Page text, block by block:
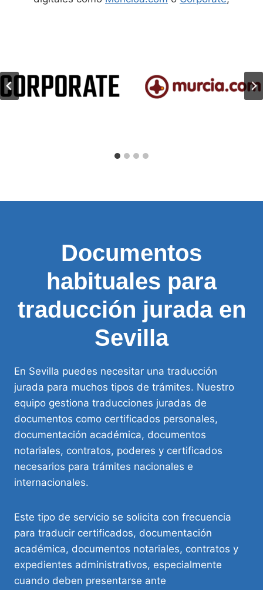
Documentos
habituales para
traducción jurada en
Sevilla
En Sevilla puedes necesitar una traducción
jurada para muchos tipos de trámites. Nuestro
equipo gestiona traducciones juradas de
documentos como certificados personales,
documentación académica, documentos
notariales, contratos, poderes y certificados
necesarios para trámites nacionales e
internacionales.
Este tipo de servicio se solicita con frecuencia
para traducir certificados, documentación
académica, documentos notariales, contratos y
expedientes administrativos, especialmente
cuando deben presentarse ante